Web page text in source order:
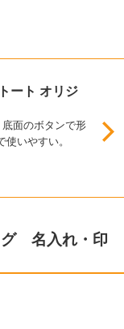
ート オリジ
面のボタンで形
いやすい。
グ 名入れ・印